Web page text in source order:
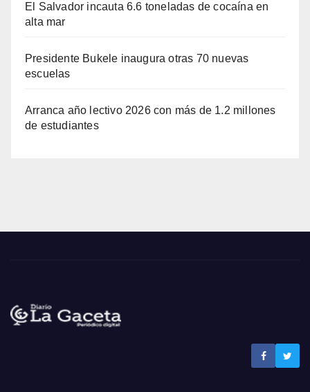
El Salvador incauta 6.6 toneladas de cocaína en
alta mar
Presidente Bukele inaugura otras 70 nuevas
escuelas
Arranca año lectivo 2026 con más de 1.2 millones
de estudiantes